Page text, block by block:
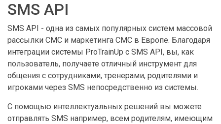
SMS API
SMS API - одна из самых популярных систем массовой
рассылки СМС и маркетинга СМС в Европе. Благодаря
интеграции системы ProTrainUp с SMS API, вы, как
пользователь, получаете отличный инструмент для
общения с сотрудниками, тренерами, родителями и
игроками через SMS непосредственно из системы.
С помощью интеллектуальных решений вы можете
отправлять SMS например, всем родителям, имеющим